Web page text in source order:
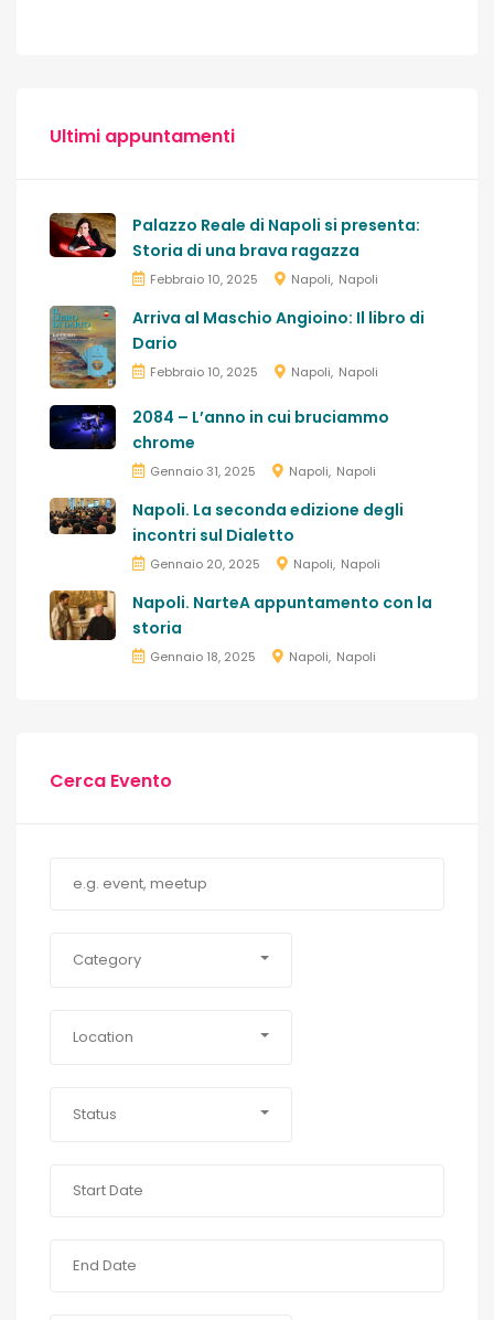
Ultimi appuntamenti
Palazzo Reale di Napoli si presenta:
Storia di una brava ragazza
Febbraio 10, 2025 Napoli Napoli
Arriva al Maschio Angioino: Il libro di
Dario
Febbraio 10, 2025 Napoli Napoli
2084 – L’anno in cui bruciammo
chrome
Gennaio 31, 2025 Napoli Napoli
Napoli. La seconda edizione degli
incontri sul Dialetto
Gennaio 20, 2025 Napoli Napoli
Napoli. NarteA appuntamento con la
storia
Gennaio 18, 2025 Napoli Napoli
Cerca Evento
Category
Location
Status